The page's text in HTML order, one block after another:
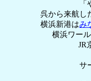
呉から来航し
横浜新港はみ
横浜ワー
JR
サ